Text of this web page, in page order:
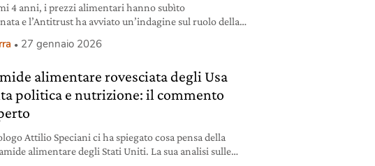
4 anni, i prezzi alimentari hanno subìto
e l’Antitrust ha avviato un’indagine sul ruolo della
Rivolta, esperta di Altroconsumo.
27 gennaio 2026
alimentare rovesciata degli Usa
politica e nutrizione: il commento
Attilio Speciani ci ha spiegato cosa pensa della
alimentare degli Stati Uniti. La sua analisi sulle